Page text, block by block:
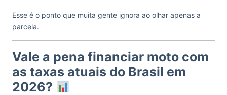
Esse é o ponto que muita gente ignora ao olhar apenas a
parcela.
Vale a pena financiar moto com
as taxas atuais do Brasil em
2026?